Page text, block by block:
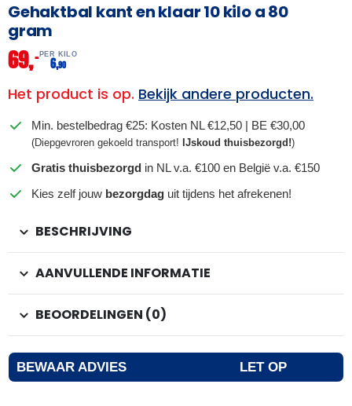
Gehaktbal kant en klaar 10 kilo a 80
gram
69,– PER KILO
6,90
Het product is op. Bekijk andere producten.
Min. bestelbedrag €25: Kosten NL €12,50 | BE €30,00
(Diepgevroren gekoeld transport! IJskoud thuisbezorgd!)
Gratis thuisbezorgd in NL v.a. €100 en België v.a. €150
Kies zelf jouw bezorgdag uit tijdens het afrekenen!
BESCHRIJVING
AANVULLENDE INFORMATIE
BEOORDELINGEN (0)
BEWAAR ADVIES LET OP